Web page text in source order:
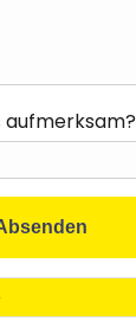
aufmerksam?